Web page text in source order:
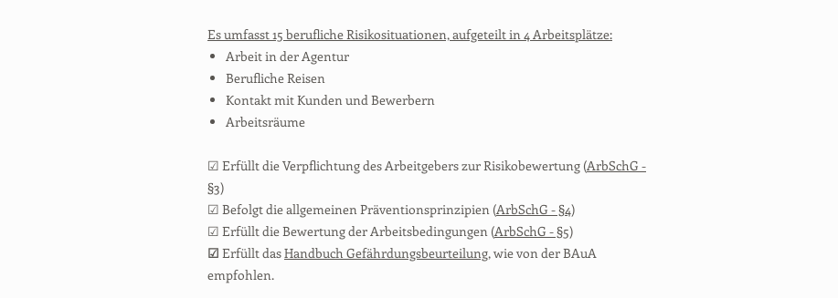
Es umfasst 15 berufliche Risikosituationen, aufgeteilt in 4 Arbeitsplätze:
Arbeit in der Agentur
Berufliche Reisen
Kontakt mit Kunden und Bewerbern
Arbeitsräume
☑ Erfüllt die Verpflichtung des Arbeitgebers zur Risikobewertung (ArbSchG -
§3)
☑ Befolgt die allgemeinen Präventionsprinzipien (ArbSchG - §4)
☑ Erfüllt die Bewertung der Arbeitsbedingungen (ArbSchG - §5)
☑ Erfüllt dasHandbuch Gefährdungsbeurteilung, wie von der BAuA
empfohlen.